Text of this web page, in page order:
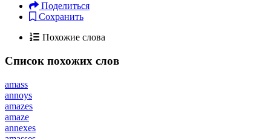
Поделиться
Сохранить
Похожие слова
Список похожих слов
amass
annoys
amazes
amaze
annexes